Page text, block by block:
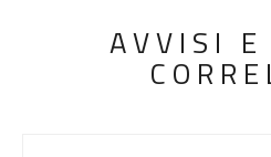
AVVISI E